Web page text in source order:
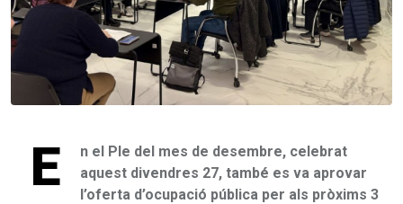
E
n el Ple del mes de desembre, celebrat
aquest divendres 27, també es va aprovar
l’oferta d’ocupació pública per als pròxims 3